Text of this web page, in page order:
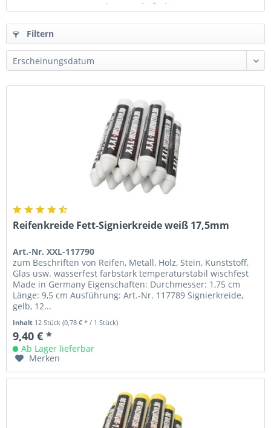
Ab Lager lieferbar
Filtern
Reifenkreide Fett-Signierkreide weiß 17,5mm
Art.-Nr. XXL-117790
zum Beschriften von Reifen, Metall, Holz, Stein, Kunststoff,
Glas usw. wasserfest farbstark temperaturstabil wischfest
Made in Germany Eigenschaften: Durchmesser: 1,75 cm
Länge: 9,5 cm Ausführung: Art.-Nr. 117789 Signierkreide,
gelb, 12...
Inhalt 12 Stück(0,78 € * / 1 Stück)
9,40 € *
Ab Lager lieferbar
Merken